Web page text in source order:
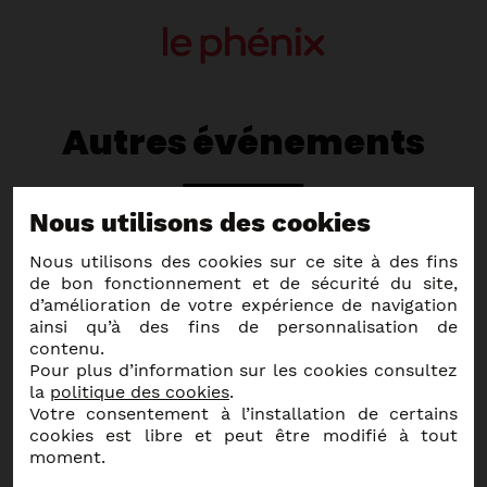
Autres événements
En savoir plus
Nous utilisons des cookies
Nous utilisons des cookies sur ce site à des fins
de bon fonctionnement et de sécurité du site,
d’amélioration de votre expérience de navigation
ainsi qu’à des fins de personnalisation de
contenu.
Pour plus d’information sur les cookies consultez
la politique des cookies.
Votre consentement à l’installation de certains
cookies est libre et peut être modifié à tout
moment.